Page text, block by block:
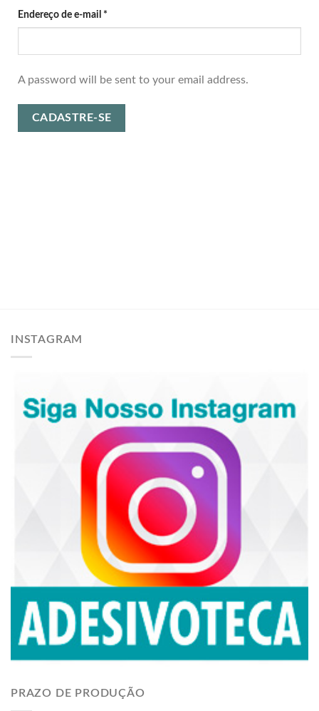
Endereço de e-mail *
A password will be sent to your email address.
CADASTRE-SE
INSTAGRAM
PRAZO DE PRODUÇÃO